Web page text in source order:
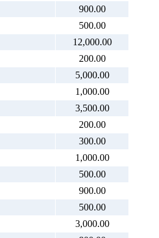
900.00
500.00
12,000.00
200.00
5,000.00
1,000.00
3,500.00
200.00
300.00
1,000.00
500.00
900.00
500.00
3,000.00